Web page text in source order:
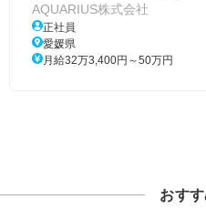
AQUARIUS株式会社
正社員
愛媛県
月給32万3,400円～50万円
おす